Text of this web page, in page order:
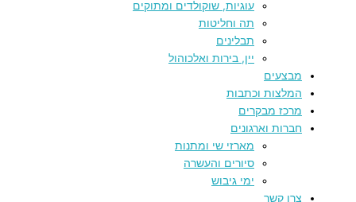
עוגיות, שוקולדים ומתוקים
תה וחליטות
תבלינים
יין, בירות ואלכוהול
מבצעים
המלצות וכתבות
מרכז מבקרים
חברות וארגונים
מארזי שי ומתנות
סיורים והעשרה
ימי גיבוש
צרו קשר